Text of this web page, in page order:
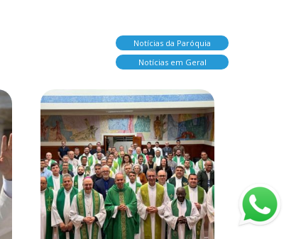
Notícias da Paróquia
Notícias em Geral